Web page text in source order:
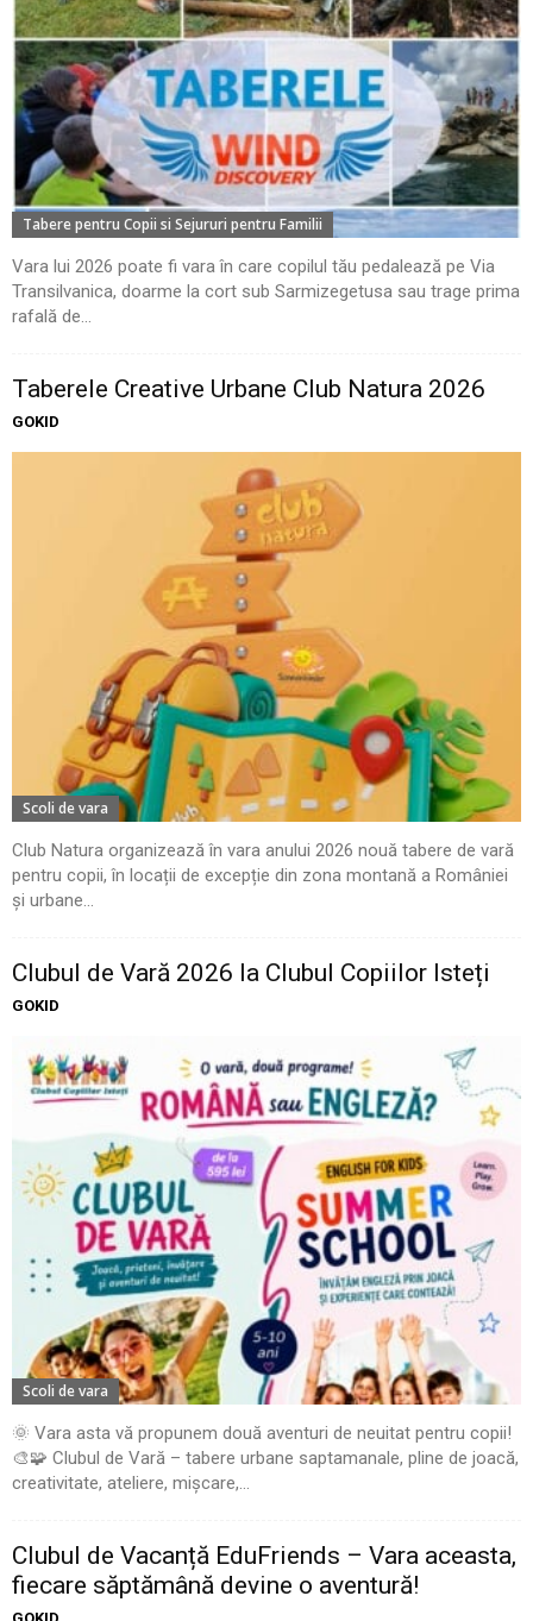
Tabere pentru Copii si Sejururi pentru Familii
Vara lui 2026 poate fi vara în care copilul tău pedalează pe Via
Transilvanica, doarme la cort sub Sarmizegetusa sau trage prima
rafală de...
Taberele Creative Urbane Club Natura 2026
GOKID
Scoli de vara
Club Natura organizează în vara anului 2026 nouă tabere de vară
pentru copii, în locații de excepție din zona montană a României
și urbane...
Clubul de Vară 2026 la Clubul Copiilor Isteți
GOKID
Scoli de vara
🌞 Vara asta vă propunem două aventuri de neuitat pentru copii!
🎨🧩 Clubul de Vară – tabere urbane saptamanale, pline de joacă,
creativitate, ateliere, mișcare,...
Clubul de Vacanță EduFriends – Vara aceasta,
fiecare săptămână devine o aventură!